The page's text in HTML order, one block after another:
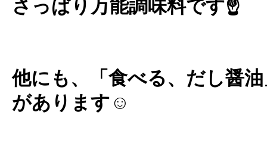
さっぱり万能調味料です☝️
他にも、「食べる、だし醤
があります☺️